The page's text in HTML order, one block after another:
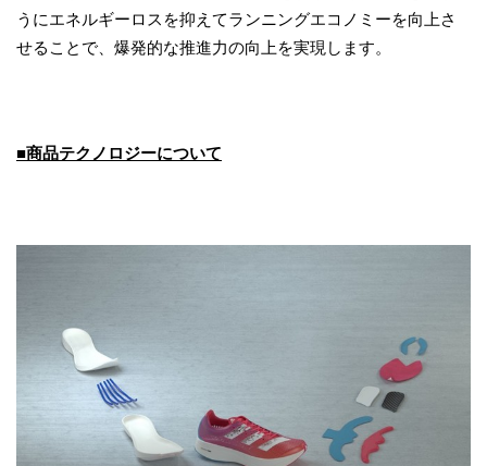
うにエネルギーロスを抑えてランニングエコノミーを向上さ
せることで、爆発的な推進力の向上を実現します。
■商品テクノロジーについて